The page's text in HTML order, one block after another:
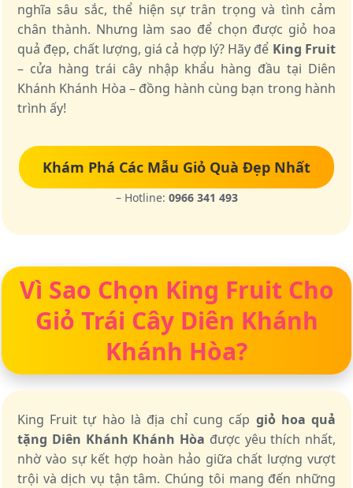
nghĩa sâu sắc, thể hiện sự trân trọng và tình cảm
chân thành. Nhưng làm sao để chọn được giỏ hoa
quả đẹp, chất lượng, giá cả hợp lý? Hãy để King Fruit
– cửa hàng trái cây nhập khẩu hàng đầu tại Diên
Khánh Khánh Hòa – đồng hành cùng bạn trong hành
trình ấy!
Khám Phá Các Mẫu Giỏ Quà Đẹp Nhất
– Hotline: 0966 341 493
Vì Sao Chọn King Fruit Cho
Giỏ Trái Cây Diên Khánh
Khánh Hòa?
King Fruit tự hào là địa chỉ cung cấp giỏ hoa quả
tặng Diên Khánh Khánh Hòa được yêu thích nhất,
nhờ vào sự kết hợp hoàn hảo giữa chất lượng vượt
trội và dịch vụ tận tâm. Chúng tôi mang đến những